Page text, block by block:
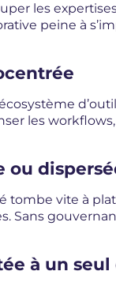
les
peine à
les
ou
tombe vite à
Sans
à un